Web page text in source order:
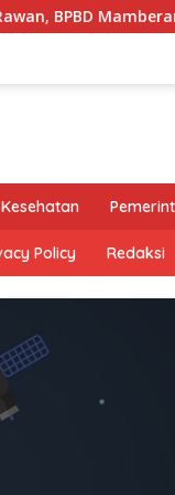
Mamberamo
Kesehatan
Policy Redaksi